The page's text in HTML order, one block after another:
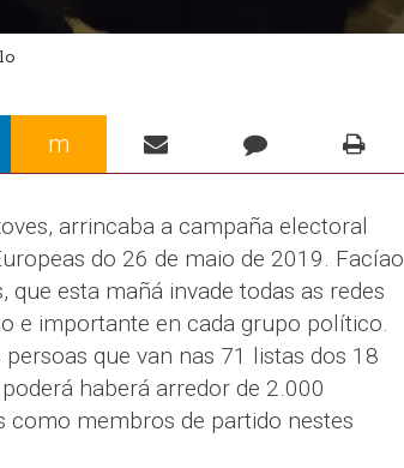
m
arrincaba a campaña electoral
do 26 de maio de 2019. Facíao
esta mañá invade todas as redes
e importante en cada grupo político.
que van nas 71 listas dos 18
haberá arredor de 2.000
como membros de partido nestes